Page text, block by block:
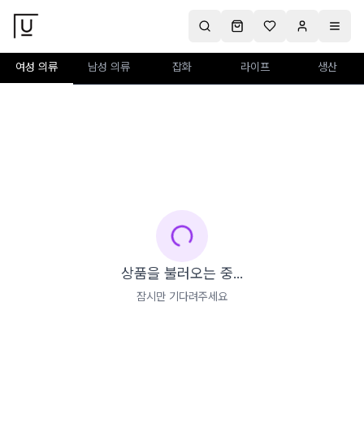
여성 의류 남성 의류 잡화 라이프 생산
상품을 불러오는 중...
잠시만 기다려주세요